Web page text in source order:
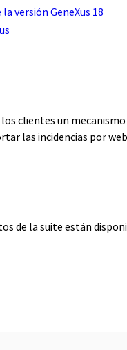
versión GeneXus 18
clientes un
las incidencias por
de la suite están